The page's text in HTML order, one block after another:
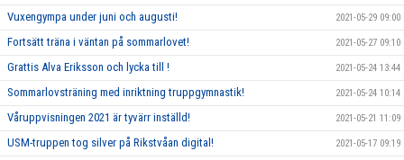
Vuxengympa under juni och augusti! 2021-05-29 09:00
Fortsätt träna i väntan på sommarlovet! 2021-05-27 09:10
Grattis Alva Eriksson och lycka till ! 2021-05-24 13:44
Sommarlovsträning med inriktning truppgymnastik! 2021-05-24 10:14
Våruppvisningen 2021 är tyvärr inställd! 2021-05-21 11:09
USM-truppen tog silver på Rikstvåan digital! 2021-05-17 09:19